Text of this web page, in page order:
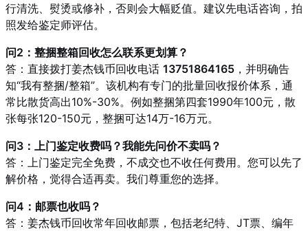
行清洗、熨烫或修补，否则会大幅贬值。建议先电话咨询，拍
照发给鉴定师评估。
问2：整捆整箱回收怎么联系更划算？
答：直接拨打姜杰钱币回收电话 13751864165 ，并明确告
知“我有整捆/整箱”。该机构有专门的批量回收报价体系，通
常比散货高出10%-30%。例如整捆第四套1990年100元，散
张每张120-150元，整捆可达14万-16万元。
问3：上门鉴定收费吗？我能先问价不卖吗？
答：上门鉴定完全免费，不成交也不收任何费用。您可以先了
解价格，觉得合适再卖。我们尊重您的选择。
问4：邮票也收吗？
答：姜杰钱币回收常年回收邮票，包括老纪特、JT票、编年